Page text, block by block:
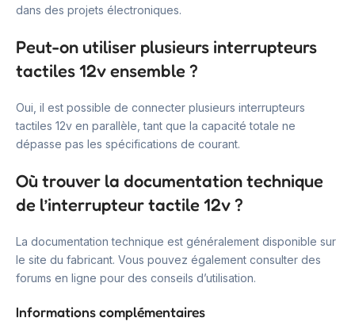
dans des projets électroniques.
Peut-on utiliser plusieurs interrupteurs
tactiles 12v ensemble ?
Oui, il est possible de connecter plusieurs interrupteurs
tactiles 12v en parallèle, tant que la capacité totale ne
dépasse pas les spécifications de courant.
Où trouver la documentation technique
de l’interrupteur tactile 12v ?
La documentation technique est généralement disponible sur
le site du fabricant. Vous pouvez également consulter des
forums en ligne pour des conseils d’utilisation.
Informations complémentaires